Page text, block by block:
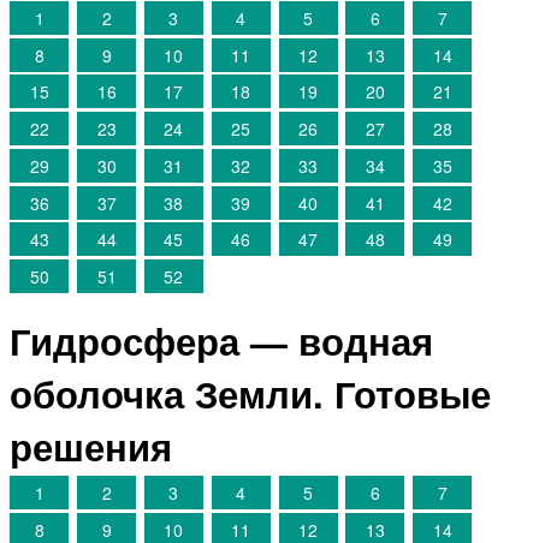
1 2 3 4 5 6
7
8
9 10 11 12 13
14
15
16 17 18 19 20
21
22
23 24 25 26 27
28
29
30 31 32 33 34
35
36
37 38 39 40 41
42
43
44 45 46 47 48
49
50
51 52
Гидросфера — водная
оболочка Земли. Готовые
решения
1 2 3 4 5 6
7
8
9 10 11 12 13
14